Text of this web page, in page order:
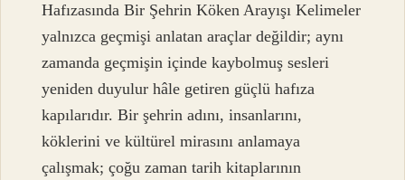
Hafızasında Bir Şehrin Köken Arayışı Kelimeler
yalnızca geçmişi anlatan araçlar değildir; aynı
zamanda geçmişin içinde kaybolmuş sesleri
yeniden duyulur hâle getiren güçlü hafıza
kapılarıdır. Bir şehrin adını, insanlarını,
köklerini ve kültürel mirasını anlamaya
çalışmak; çoğu zaman tarih kitaplarının